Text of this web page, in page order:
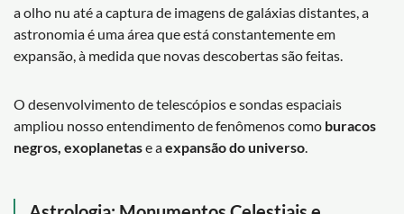
a olho nu até a captura de imagens de galáxias distantes, a
astronomia é uma área que está constantemente em
expansão, à medida que novas descobertas são feitas.
O desenvolvimento de telescópios e sondas espaciais
ampliou nosso entendimento de fenômenos como buracos
negros, exoplanetase aexpansão do universo